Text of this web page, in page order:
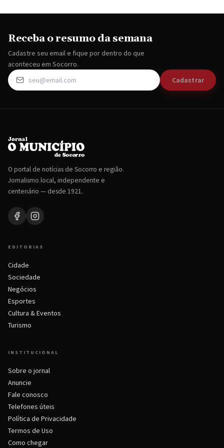
Receba o resumo da semana
Cadastre seu email e fique por dentro do que
aconteceu em Socorro.
Cadastrar
O portal de notícias de Socorro e região.
Jornalismo local, independente e
centenário — desde 1921.
EDITORIAS
Cidade
Sociedade
Negócios
Esportes
Cultura & Eventos
Turismo
INSTITUCIONAL
Sobre o jornal
Anuncie
Fale conosco
Telefones úteis
Política de Privacidade
Termos de Uso
Como chegar